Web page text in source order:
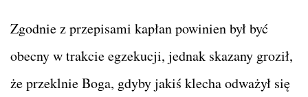
Zgodnie z przepisami kapłan powinien był być
obecny w trakcie egzekucji, jednak skazany groził,
że przeklnie Boga, gdyby jakiś klecha odważył się